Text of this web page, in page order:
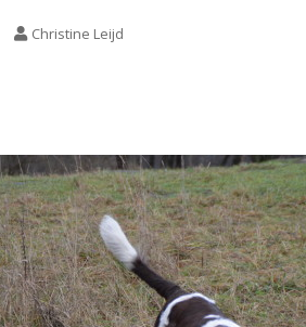
Christine Leijd